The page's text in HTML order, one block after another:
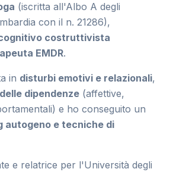
(iscritta all'Albo A degli
con il n. 21286),
costruttivista
EMDR.
in disturbi emotivi e relazionali,
dipendenze (affettive,
e ho conseguito un
autogeno e tecniche di
e relatrice per l'Università degli